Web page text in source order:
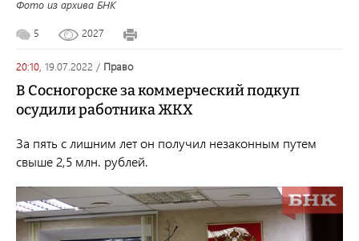
Фото из архива БНК
5 2027
20:10, 19.07.2022 / право
В Сосногорске за коммерческий подкуп
осудили работника ЖКХ
За пять с лишним лет он получил незаконным путем
свыше 2,5 млн. рублей.